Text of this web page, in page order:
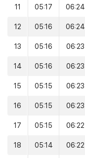
11 05:17 06:24
12 05:16 06:24
13 05:16 06:23
14 05:16 06:23
15 05:15 06:23
16 05:15 06:23
17 05:15 06:22
18 05:14 06:22